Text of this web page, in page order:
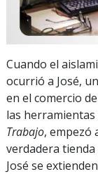
Cuando el
ocurrió a José,
en el comercio
las
Trabajo, empezó
verdadera
José se